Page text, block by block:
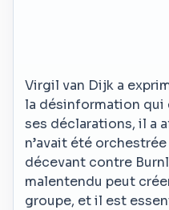
Virgil van Dijk a
la désinformation qui
ses déclarations, il a
n’avait été
décevant contre
malentendu peut
groupe, et il est